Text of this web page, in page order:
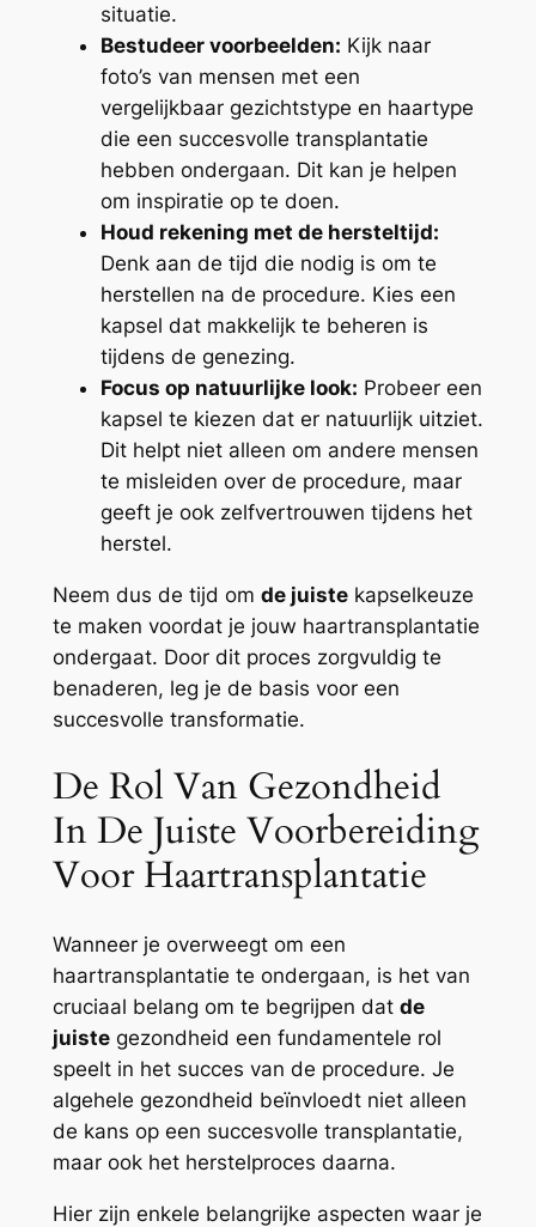
situatie.
Bestudeer voorbeelden: Kijk naar
foto’s van mensen met een
vergelijkbaar gezichtstype en haartype
die een succesvolle transplantatie
hebben ondergaan. Dit kan je helpen
om inspiratie op te doen.
Houd rekening met de hersteltijd:
Denk aan de tijd die nodig is om te
herstellen na de procedure. Kies een
kapsel dat makkelijk te beheren is
tijdens de genezing.
Focus op natuurlijke look: Probeer een
kapsel te kiezen dat er natuurlijk uitziet.
Dit helpt niet alleen om andere mensen
te misleiden over de procedure, maar
geeft je ook zelfvertrouwen tijdens het
herstel.
Neem dus de tijd om de juistekapselkeuze
te maken voordat je jouw haartransplantatie
ondergaat. Door dit proces zorgvuldig te
benaderen, leg je de basis voor een
succesvolle transformatie.
De Rol Van Gezondheid
In De Juiste Voorbereiding
Voor Haartransplantatie
Wanneer je overweegt om een
haartransplantatie te ondergaan, is het van
cruciaal belang om te begrijpen dat de
juistegezondheid een fundamentele rol
speelt in het succes van de procedure. Je
algehele gezondheid beïnvloedt niet alleen
de kans op een succesvolle transplantatie,
maar ook het herstelproces daarna.
Hier zijn enkele belangrijke aspecten waar je